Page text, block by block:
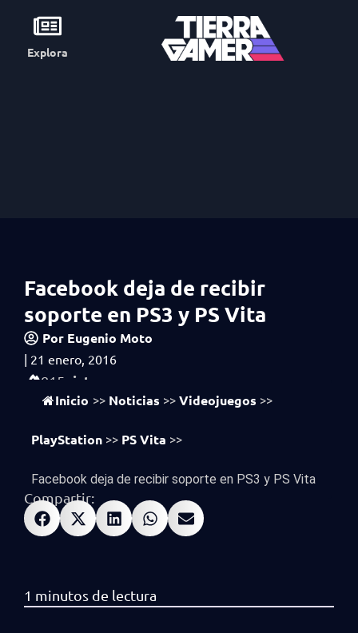
Explora
Facebook deja de recibir
soporte en PS3 y PS Vita
Por Eugenio Moto
| 21 enero, 2016
815 vistas
Inicio >> Noticias >> Videojuegos >>
PlayStation >> PS Vita >>
Facebook deja de recibir soporte en PS3 y PS Vita
Compartir: